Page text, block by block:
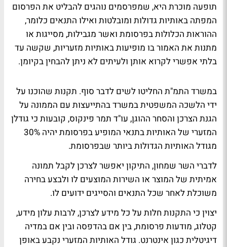
תופעה מוכרת היא, שמפרסמים נוהגים להבליט את הפרסום
המפתה באותיות גדולות ומובלטות ואילו התנאים כלומר,
ההוראות הכלולות בפרסומת ואשר מגבילות, מסייגות או
מתנות את האמור בו מופיעות באותיות מזעריות, שקשה עד
בלתי אפשרי לקרוא אותן ולעיתים לא ניתן להבחין בקיומן.
במשרד התמ"ת החליטו לשים לדבר סוף. תקנות שהוכנו על
ידי הלשכה המשפטית במשרד בהתייעצות עם הממונה על
הגנת הצרכן והסחר ההוגן, עו"ד תמר פינקוס, קובעות כי גודלן
המזערי של האותיות בתנאי המופיע בפרסומת יהיה 30%
מגודל האותיות הגדולות ביותר שבפרסומת.
לדברי השר שמחון, התיקון יאפשר לצרכן לקבל תמונה
אמיתית של המוצר או השירות המוצעים לו ולבצע בחירה
משוכלת לאחר שכל התנאים והסייגים ידועים לו.
יצוין כי התקנות חלות על כל מידע לצרכן, לרבות עלון מידע,
קטלוג, מודעות פרסומת, בין אם בהדפסה ובין אם במדיה
דיגיטלית כגון אינטרנט. גודל האותיות המזערי נקבע באופן